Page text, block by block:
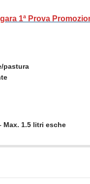
1ª Prova
pastura
Max. 1.5 litri esche